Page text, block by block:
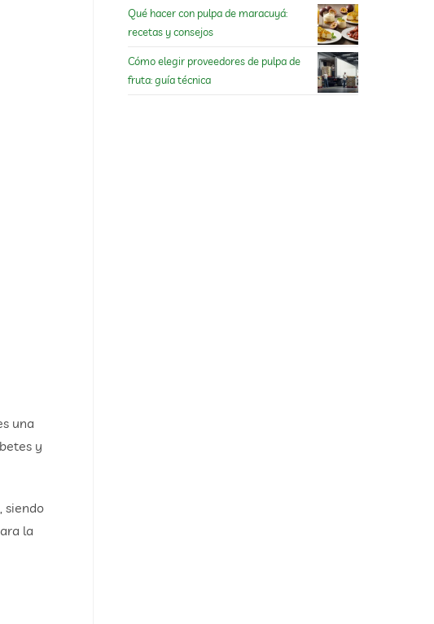
una
y
siendo
la
Qué hacer con pulpa de maracuyá:
recetas y consejos
Cómo elegir proveedores de pulpa de
fruta: guía técnica